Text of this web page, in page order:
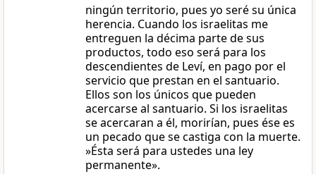
ningún territorio, pues yo seré su única
herencia. Cuando los israelitas me
entreguen la décima parte de sus
productos, todo eso será para los
descendientes de Leví, en pago por el
servicio que prestan en el santuario.
Ellos son los únicos que pueden
acercarse al santuario. Si los israelitas
se acercaran a él, morirían, pues ése es
un pecado que se castiga con la muerte.
»Ésta será para ustedes una ley
permanente».